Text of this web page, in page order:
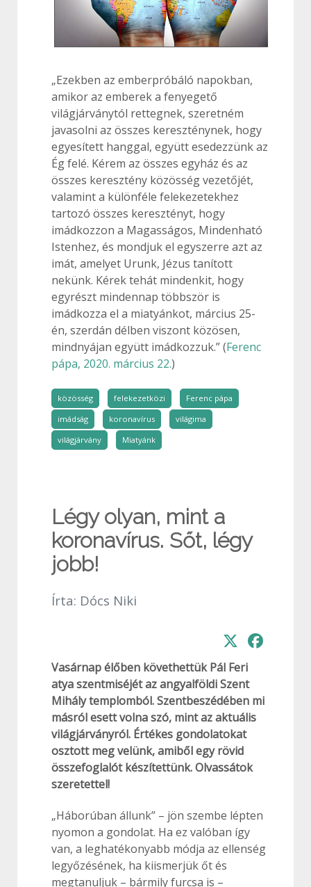
„Ezekben az emberpróbáló napokban,
amikor az emberek a fenyegető
világjárványtól rettegnek, szeretném
javasolni az összes kereszténynek, hogy
egyesített hanggal, együtt esedezzünk az
Ég felé. Kérem az összes egyház és az
összes keresztény közösség vezetőjét,
valamint a különféle felekezetekhez
tartozó összes keresztényt, hogy
imádkozzon a Magasságos, Mindenható
Istenhez, és mondjuk el egyszerre azt az
imát, amelyet Urunk, Jézus tanított
nekünk. Kérek tehát mindenkit, hogy
egyrészt mindennap többször is
imádkozza el a miatyánkot, március 25-
én, szerdán délben viszont közösen,
mindnyájan együtt imádkozzuk.” (Ferenc
pápa, 2020. március 22.)
közösség felekezetközi
Ferenc pápa
imádság
koronavírus
világima
világjárvány
Miatyánk
Légy olyan, mint a
koronavírus. Sőt, légy
jobb!
Írta: Dócs Niki
Vasárnap élőben követhettük Pál Feri
atya szentmiséjét az angyalföldi Szent
Mihály templomból. Szentbeszédében mi
másról esett volna szó, mint az aktuális
világjárványról. Értékes gondolatokat
osztott meg velünk, amiből egy rövid
összefoglalót készítettünk. Olvassátok
szeretettel!
„Háborúban állunk” – jön szembe lépten
nyomon a gondolat. Ha ez valóban így
van, a leghatékonyabb módja az ellenség
legyőzésének, ha kiismerjük őt és
megtanuljuk – bármily furcsa is –